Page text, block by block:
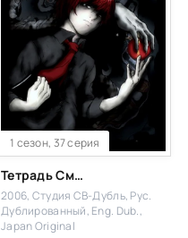
1 сезон, 37 серия
Тетрадь Смерти
2006, Студия СВ-Дубль, Рус.
Дублированный, Eng. Dub.,
Japan Original